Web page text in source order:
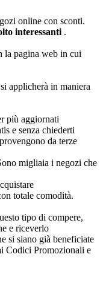
online con sconti.
interessanti .
la pagina web in cui
applicherà in maniera
più aggiornati
e senza chiederti
da terze
migliaia i negozi che
totale comodità.
tipo di compere,
e riceverlo
si siano già beneficiate
Codici Promozionali e